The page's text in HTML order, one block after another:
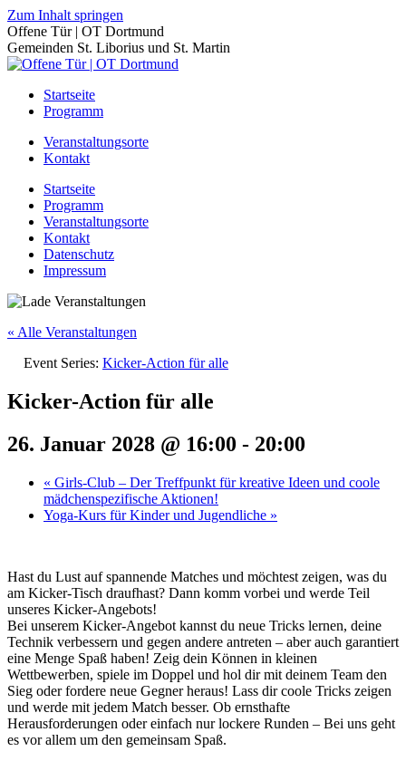
Zum Inhalt springen
Offene Tür | OT Dortmund
Gemeinden St. Liborius und St. Martin
Startseite
Programm
Veranstaltungsorte
Kontakt
Startseite
Programm
Veranstaltungsorte
Kontakt
Datenschutz
Impressum
« Alle Veranstaltungen
Event Series: Kicker-Action für alle
Kicker-Action für alle
26. Januar 2028 @ 16:00 - 20:00
« Girls-Club – Der Treffpunkt für kreative Ideen und coole
mädchenspezifische Aktionen!
Yoga-Kurs für Kinder und Jugendliche »
Hast du Lust auf spannende Matches und möchtest zeigen, was du
am Kicker-Tisch draufhast? Dann komm vorbei und werde Teil
unseres Kicker-Angebots!
Bei unserem Kicker-Angebot kannst du neue Tricks lernen, deine
Technik verbessern und gegen andere antreten – aber auch garantiert
eine Menge Spaß haben! Zeig dein Können in kleinen
Wettbewerben, spiele im Doppel und hol dir mit deinem Team den
Sieg oder fordere neue Gegner heraus! Lass dir coole Tricks zeigen
und werde mit jedem Match besser. Ob ernsthafte
Herausforderungen oder einfach nur lockere Runden – Bei uns geht
es vor allem um den gemeinsam Spaß.